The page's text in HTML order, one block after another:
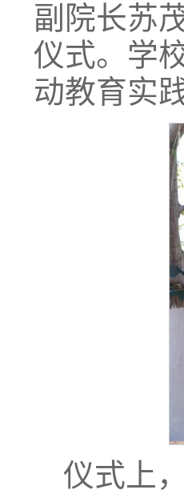
副院长苏
仪式。学
动教育实
仪式上